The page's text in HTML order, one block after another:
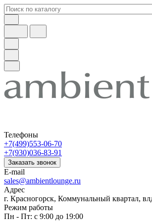
Телефоны
+7(499)553-06-70
+7(930)036-83-91
Заказать звонок
E-mail
sales@ambientlounge.ru
Адрес
г. Красногорск, Коммунальный квартал,
Режим работы
Пн - Пт: с 9:00 до 19:00